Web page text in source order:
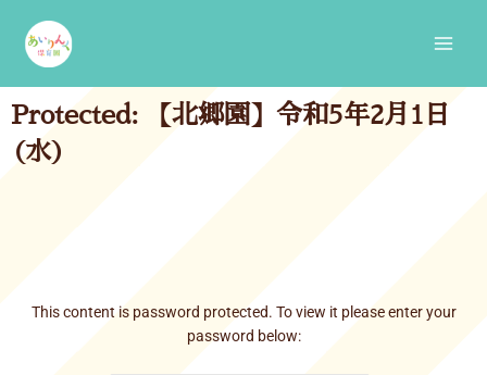
content
Protected: 【北郷園】令和5年2月1日
(水)
This content is password protected. To view it please enter your
password below: